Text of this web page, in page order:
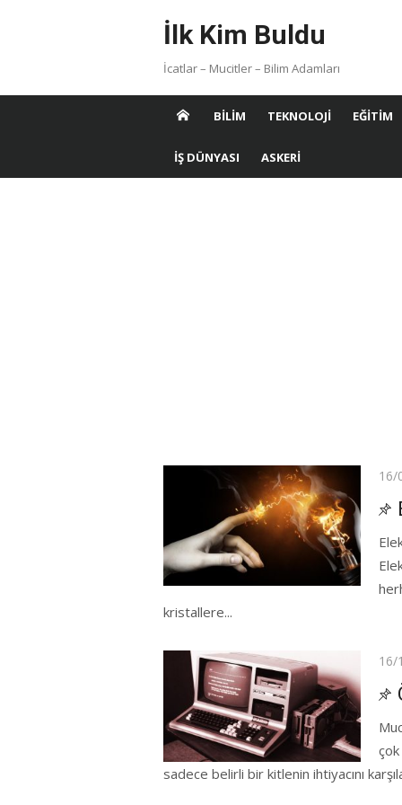
İlk Kim Buldu
İcatlar – Mucitler – Bilim Adamları
BILIM TEKNOLOJI EĞITIM
İŞ DÜNYASI ASKERI
16/
kristallere...
16/
çok
sadece belirli bir kitlenin ihtiyacını